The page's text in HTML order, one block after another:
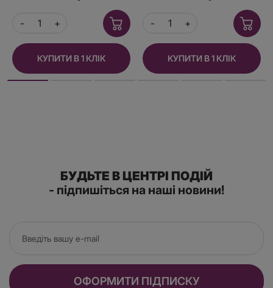
КУПИТИ В 1 КЛІК КУПИТИ В 1 КЛІК
БУДЬТЕ В ЦЕНТРІ ПОДІЙ
- підпишіться на наші новини!
ОФОРМИТИ ПІДПИСКУ